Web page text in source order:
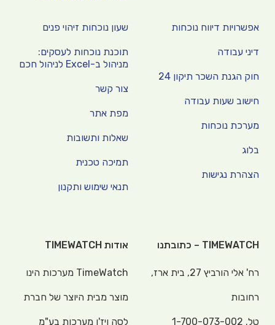
אפשרויות דיווח נוכחות
דיני עבודה
חוק הגנת השכר תיקון 24
חישוב שעות עבודה
מערכת נוכחות
בלוג
הצהרת נגישות
שעון נוכחות זיהוי פנים
תוכנת נוכחות לעסקים:
מניהול ב-Excel לניהול חכם
צור קשר
מפת אתר
שאלות ותשובות
תמיכה טכנית
תנאי שימוש ותקנון
TIMEWATCH – כתובתנו
רח' אלי הורביץ 27, בית ארז,
רחובות
טל. 1-700-073-002
אודות TIMEWATCH
TimeWatch מערכות הינו
מוצר מבית היוצר של חברת
לסה ויז'ן מערכות בע"מ